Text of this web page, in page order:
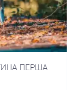
ПЕРША